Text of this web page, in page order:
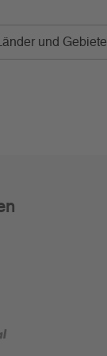
Länder und Gebiete